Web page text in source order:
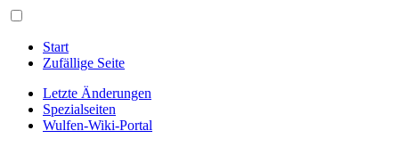
Start
Zufällige Seite
Letzte Änderungen
Spezialseiten
Wulfen-Wiki-Portal